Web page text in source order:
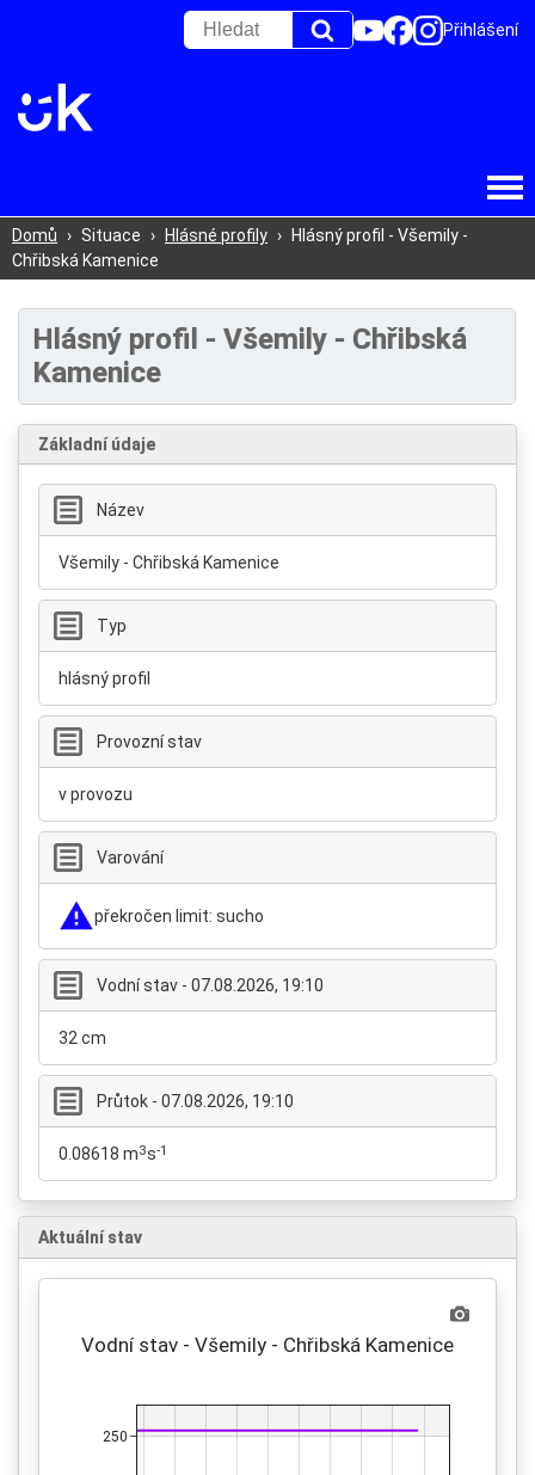
Přihlášení
Domů › Situace › Hlásné profily ›
Hlásný profil - Všemily -
Chřibská Kamenice
Hlásný profil - Všemily - Chřibská
Kamenice
Základní údaje
Název
Všemily - Chřibská Kamenice
Typ
hlásný profil
Provozní stav
v provozu
Varování
překročen limit: sucho
Vodní stav - 07.08.2026, 19:10
32 cm
Průtok - 07.08.2026, 19:10
0.08618 m3s-1
Aktuální stav
250
Vodní stav - Všemily - Chřibská Kamenice